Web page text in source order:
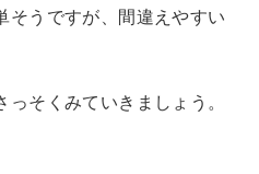
そうですが、間違えやすい
そくみていきましょう。